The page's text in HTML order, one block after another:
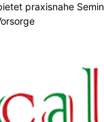
praxisnahe